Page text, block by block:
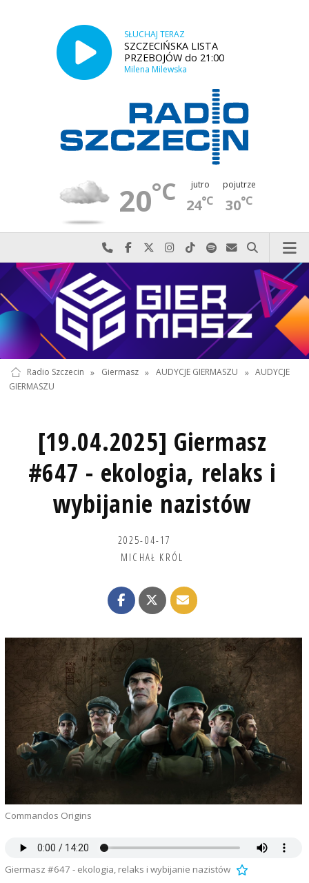
SŁUCHAJ TERAZ
SZCZECIŃSKA LISTA
PRZEBOJÓW do 21:00
Milena Milewska
20°C jutro
24°C
pojutrze
30°C
Najlepiej po prostu do nas zadzwoń
Odwiedź nas na Facebook-u
Odwiedź nas na X
Odwiedź nas na Instagram-ie
Odwiedź nas na TikTok-u
Szukaj nas na Spotify
Wyślij do nas
Szukaj
Radio Szczecin » Giermasz » AUDYCJE GIERMASZU » AUDYCJE
GIERMASZU
[19.04.2025] Giermasz
#647 - ekologia, relaks i
wybijanie nazistów
2025-04-17
MICHAŁ KRÓL
Commandos Origins
Giermasz #647 - ekologia, relaks i wybijanie nazistów